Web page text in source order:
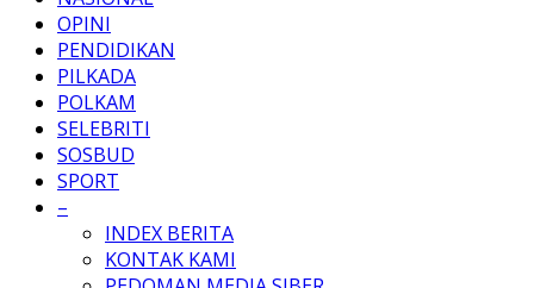
OPINI
PENDIDIKAN
PILKADA
POLKAM
SELEBRITI
SOSBUD
SPORT
–
INDEX BERITA
KONTAK KAMI